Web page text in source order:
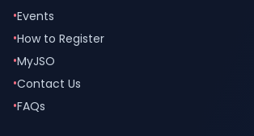
•Events
•How to Register
•MyJSO
•Contact Us
•FAQs